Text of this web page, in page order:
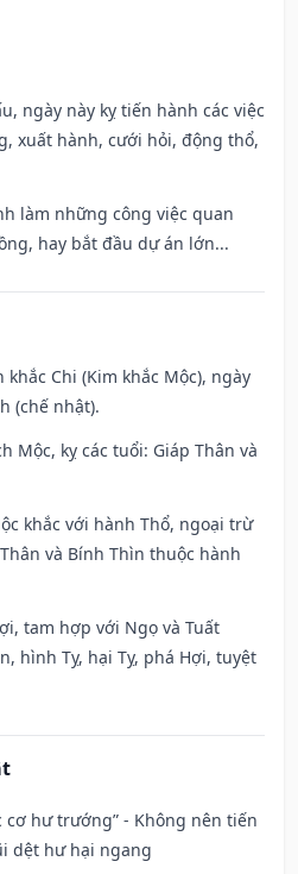
ngày này kỵ tiến hành các việc
xuất hành, cưới hỏi, động thổ,
làm những công việc quan
hay bắt đầu dự án lớn...
khắc Chi (Kim khắc Mộc), ngày
(chế nhật).
Mộc, kỵ các tuổi: Giáp Thân và
khắc với hành Thổ, ngoại trừ
và Bính Thìn thuộc hành
tam hợp với Ngọ và Tuất
hình Tỵ, hại Tỵ, phá Hợi, tuyệt
cơ hư trướng” - Không nên tiến
dệt hư hại ngang